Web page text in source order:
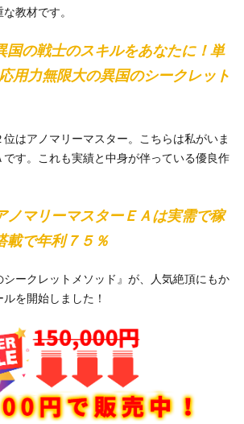
教材です。
国の戦士のスキルをあなたに！単
用力無限大の異国のシークレット
はアノマリーマスター。こちらは私がいま
す。これも実績と中身が伴っている優良作
ノマリーマスターＥＡは実需で稼
載で年利７５％
ークレットメソッド』が、人気絶頂にもか
を開始しました！